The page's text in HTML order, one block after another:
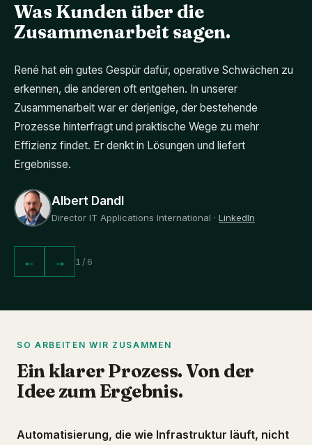
Was Kunden über die
Zusammenarbeit sagen.
René hat ein gutes Gespür dafür, operative Schwächen zu
erkennen, die anderen oft entgehen. In unserer
Zusammenarbeit war er derjenige, der bestehende
Prozesse hinterfragt und praktische Wege zu mehr
Effizienz findet. Er denkt in Lösungen und liefert
Ergebnisse.
Albert Dandl
Director IT Applications International · LinkedIn
← → 1 /6
SO ARBEITEN WIR ZUSAMMEN
Ein klarer Prozess. Von der
Idee zum Ergebnis.
Automatisierung, die wie Infrastruktur läuft, nicht